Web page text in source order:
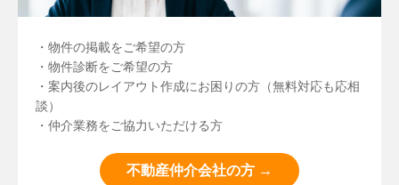
・物件の掲載をご希望の方
・物件診断をご希望の方
・案内後のレイアウト作成にお困りの方（無料対応も応相
談）
・仲介業務をご協力いただける方
不動産仲介会社の方 →